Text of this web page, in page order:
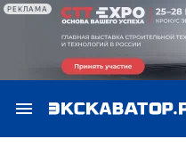
РЕКЛАМА